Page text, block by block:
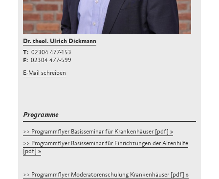
Dr. theol. Ulrich Dickmann
02304 477-153
02304 477-599
E-Mail schreiben
Programme
>> Programmflyer Basisseminar für Krankenhäuser [pdf]
>> Programmflyer Basisseminar für Einrichtungen der Altenhilfe
[pdf]
>> Programmflyer Moderatorenschulung Krankenhäuser [pdf]